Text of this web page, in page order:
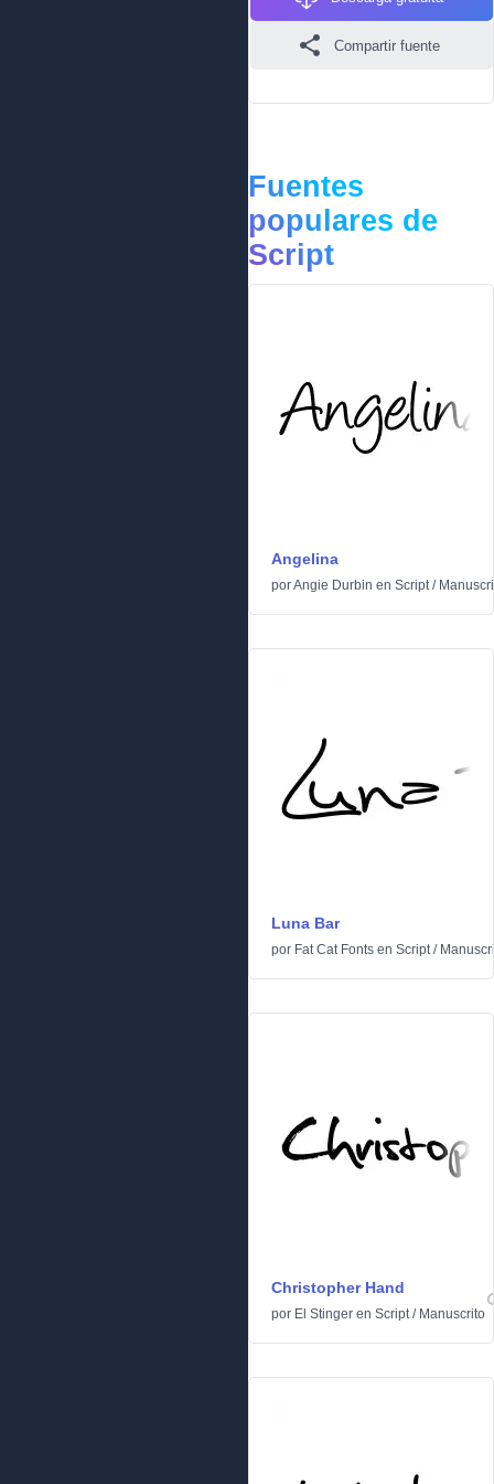
Compartir fuente
Fuentes
populares de
Script
Angelina
porAngie Durbin en Script/
Luna Bar
por Fat Cat Fonts en Script/
Christopher Hand
por El Stinger en Script/ Manuscrito